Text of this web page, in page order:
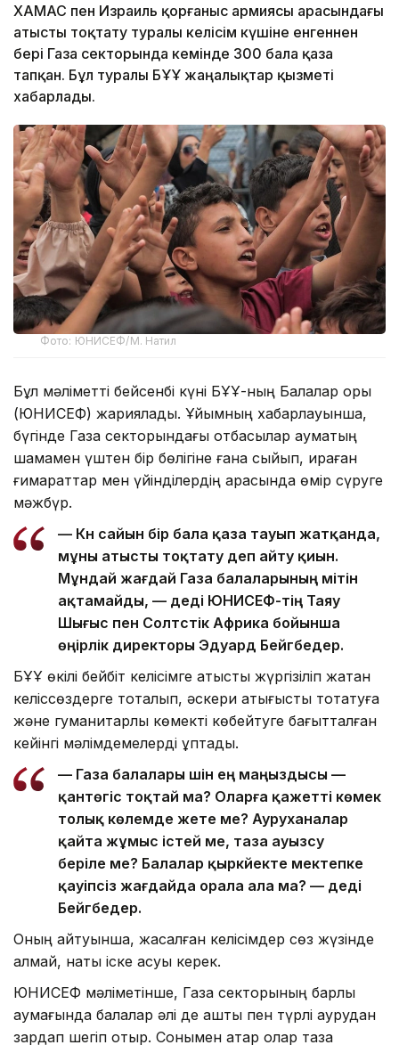
ХАМАС пен Израиль қорғаныс армиясы арасындағы
атысты тоқтату туралы келісім күшіне енгеннен
бері Газа секторында кемінде 300 бала қаза
тапқан. Бұл туралы БҰҰ жаңалықтар қызметі
хабарлады.
Фото: ЮНИСЕФ/М. Натил
Бұл мәліметті бейсенбі күні БҰҰ-ның Балалар қоры
(ЮНИСЕФ) жариялады. Ұйымның хабарлауынша,
бүгінде Газа секторындағы отбасылар аумақтың
шамамен үштен бір бөлігіне ғана сыйып, қираған
ғимараттар мен үйінділердің арасында өмір сүруге
мәжбүр.
— Күн сайын бір бала қаза тауып жатқанда,
мұны атысты тоқтату деп айту қиын.
Мұндай жағдай Газа балаларының үмітін
ақтамайды, — деді ЮНИСЕФ-тің Таяу
Шығыс пен Солтүстік Африка бойынша
өңірлік директоры Эдуард Бейгбедер.
БҰҰ өкілі бейбіт келісімге қатысты жүргізіліп жатқан
келіссөздерге тоқталып, әскери қақтығысты тоқтатуға
және гуманитарлық көмекті көбейтуге бағытталған
кейінгі мәлімдемелерді құптады.
— Газа балалары үшін ең маңыздысы —
қантөгіс тоқтай ма? Оларға қажетті көмек
толық көлемде жете ме? Ауруханалар
қайта жұмыс істей ме, таза ауызсу
беріле ме? Балалар қыркүйекте мектепке
қауіпсіз жағдайда орала ала ма? — деді
Бейгбедер.
Оның айтуынша, жасалған келісімдер сөз жүзінде
қалмай, нақты іске асуы керек.
ЮНИСЕФ мәліметінше, Газа секторының барлық
аумағында балалар әлі де аштық пен түрлі аурудан
зардап шегіп отыр. Сонымен қатар олар таза